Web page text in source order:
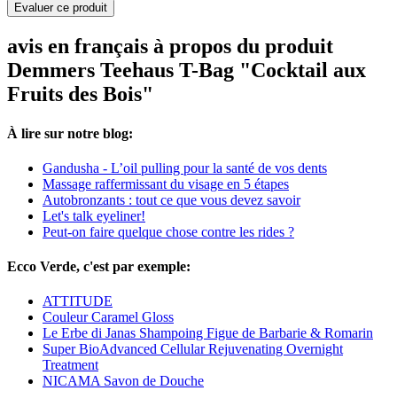
Evaluer ce produit
avis en français à propos du produit
Demmers Teehaus T-Bag "Cocktail aux
Fruits des Bois"
À lire sur notre blog:
Gandusha - L’oil pulling pour la santé de vos dents
Massage raffermissant du visage en 5 étapes
Autobronzants : tout ce que vous devez savoir
Let's talk eyeliner!
Peut-on faire quelque chose contre les rides ?
Ecco Verde, c'est par exemple:
ATTITUDE
Couleur Caramel Gloss
Le Erbe di Janas Shampoing Figue de Barbarie & Romarin
Super BioAdvanced Cellular Rejuvenating Overnight
Treatment
NICAMA Savon de Douche